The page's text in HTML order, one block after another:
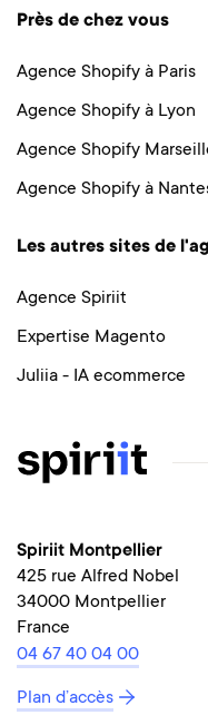
Près de chez vous
Agence Shopify à Paris
Agence Shopify à Lyon
Agence Shopify
Agence Shopify à
Les autres sites de
Agence Spiriit
Expertise Magento
Juliia - IA ecommerce
Spiriit Montpellier
425 rue Alfred Nobel
34000 Montpellier
France
04 67 40 04 00
Plan d’accès